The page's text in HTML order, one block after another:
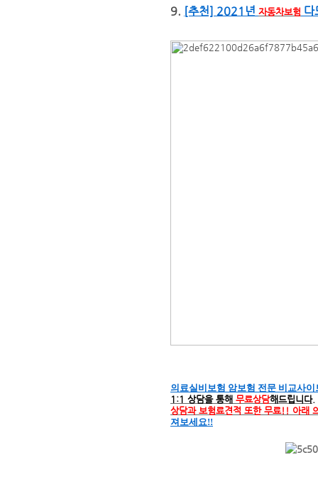
9. [추천] 2021년 자동차보험 다
의료실비보험 암보험 전문 비교사이
1:1 상담을 통해 무료상담해드립니다.
상담과 보험료견적 또한 무료!! 아래
져보세요!!